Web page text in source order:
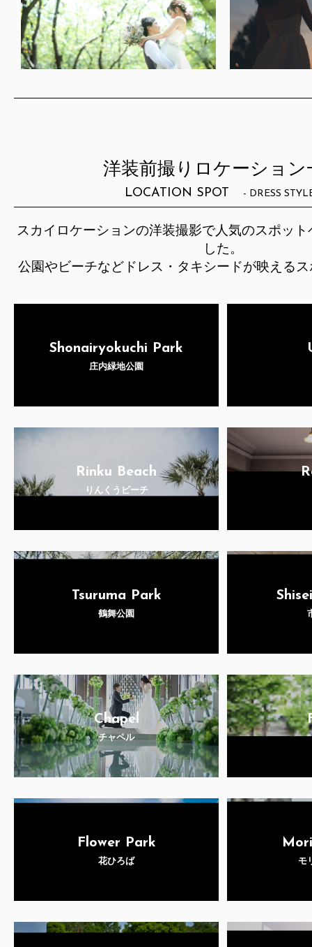
洋装前撮りロケーション
LOCATION SPOT - DRESS
スカイロケーションの洋装撮影で人気のスポッ
した。
公園やビーチなどドレス・タキシードが映える
Shonairyokuchi Park
庄内緑地公園
Rinku Beach
りんくうビーチ
Tsuruma Park
鶴舞公園
Chapel
チャペル
Flower Park
花ひろば モ